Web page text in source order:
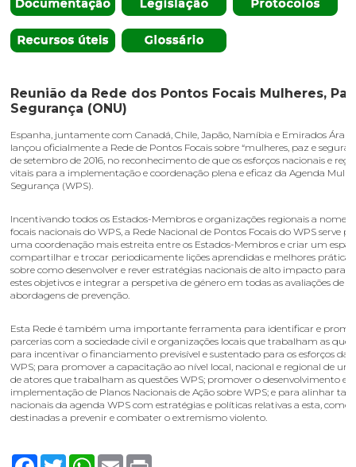
Reunião da Rede dos Pontos Focais Mulheres,
Segurança (ONU)
Espanha, juntamente com Canadá, Chile, Japão, Namíbia e Emirados
lançou oficialmente a Rede de Pontos Focais sobre “mulheres, paz e
de setembro de 2016, no reconhecimento de que os esforços nacionais e
vitais para a implementação e coordenação plena e eficaz da Agenda
Segurança (WPS).
Incentivando todos os Estados-Membros e organizações regionais a
focais nacionais do WPS, a Rede Nacional de Pontos Focais do WPS serve
uma coordenação mais estreita entre os Estados-Membros e criar um
compartilhar e trocar periodicamente lições aprendidas e melhores
sobre como desenvolver e rever estratégias nacionais de alto impacto para
estes objetivos e integrar a perspetiva de género em todas as avaliações de
abordagens de prevenção.
Esta Rede é também uma importante ferramenta para identificar e
parcerias com a sociedade civil e organizações locais que trabalham as
para incentivar o financiamento previsível e sustentado para os esforços da
WPS; para promover a capacitação ao nível local, nacional e regional de
de atores que trabalham as questões WPS; promover o desenvolvimento e a
implementação de Planos Nacionais de Ação sobre WPS; e para alinhar tais
nacionais da agenda WPS com estratégias e políticas relativas a esta, como
destinadas a prevenir e combater o extremismo violento.
FacebookTwitterWhatsApp
Email